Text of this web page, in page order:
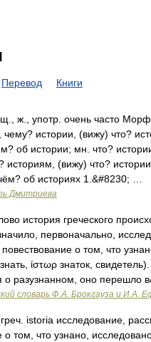
Перевод Книги
ж., употр. очень часто
чему? истории, (вижу) что?
об истории; мн. что?
историям, (вижу) что?
об историях 1.&#8230; …
Дмитриева
история греческого
первоначально,
о том, что
ίστωρ знаток,
о разузнанном, оно перешло
словарь Ф.А. Брокгауза и И.А.
istoria исследование,
о том, что узнано,